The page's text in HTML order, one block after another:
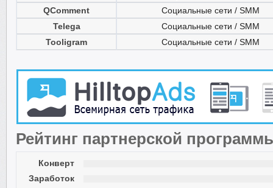
QComment
Социальные сети / SMM
Telega
Социальные сети / SMM
Tooligram
Социальные сети / SMM
Рейтинг партнерской
Конверт
Заработок